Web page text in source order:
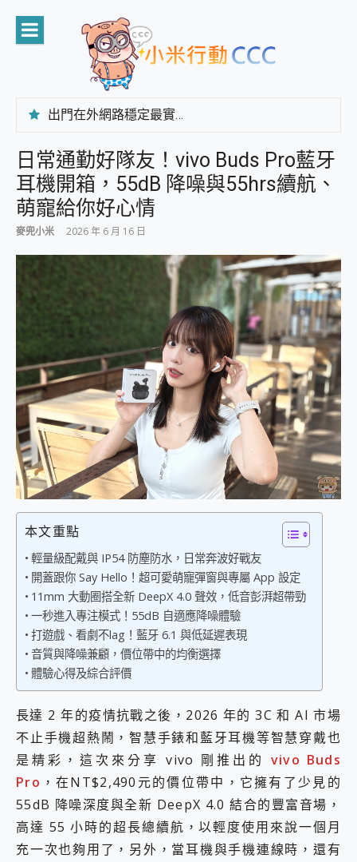
content
出門在外網路穩定最實在 「台灣大哥大」榮獲 4G/5G 在線率全球 NO.3 全台第一與全台六冠王實測心得，走到哪順到哪！
專為 PC上的 XBOX和掌機設計的 FireCuda X1070 SSD 固態硬碟開箱 評測
台灣製攝影機在這裡，100%全無線設計 SpotCam Solo Eco 太陽能防水雲端攝影機 SpotCam Solo 3 2.5K高畫質戶外攝影機 開箱 評測
AI 支付 一錶搞定大小事 Xiaomi Watch 5 開箱 評測
超驚艷 讓人一眼就愛上 LENOVO 聯想 Yoga Book 9 14吋 AI輕薄筆電 開箱 評測
美到讓人超想擁有 moto pad 60 系列 與 Moto | Swarovski razr 60 冰藍限定版本 開箱 評測
好用的 EaseUS Partition Master 讓您輕鬆的移除與格式化有防寫保護的隨身碟或SD卡
一鍵修復模糊影片、舊照的 AI 好幫手! VideoProc Converter AI 新版全解析 × 年末優惠，一篇全看懂
小朋友才做選擇 投影機 RGB藍牙音響 氛圍情境燈 我通通都要！ Starfish 2 幻彩膠囊投影機｜結合「 智慧投影 & 煥彩流動 」的沈浸式生活新體驗
外型超吸晴~ 給您絕佳操控體驗 GravaStar Mercury K1 系列 異星機械鍵盤與 Mercury X 系列 輕量無線電競滑鼠 開箱 評測
開箱~變身「蜘蛛人」椅子軍師！MSI MPG 491CQP QD-OLED 超寬曲面電競螢幕，多工辦公、爽度滿滿的終極桌面體驗
iPhone 17 系列 有認證的防護來囉！ imos 首家導入 UL MCV 行銷宣告驗證的手機配件品牌
DJI Osmo Pocket 3 爽爽帶回家 歡慶 EaseUS 21 週年到來，「Slogan 海報徵稿活動」好康大放送
小巧好吸不擋鏡頭 有Qi2認證的 ONPRO MagReact MXs2 5000mAh薄型磁吸無線急速行動電源 開箱 評測
會走動的冷暖氣 SONY REON POCKET PRO 穿戴式智慧冷暖調溫裝置 開箱 評測
百倍變焦實測~ vivo X200 Pro 與 S25 Ultra 誰能滿足全場景拍攝需求？
超好用的 PLAUD NotePin AI 智慧錄音膠囊~ 您的AI 秘書已上線 每月免費送你 300分鐘轉寫
飛利浦 JS7310 ⚡【電急便｜行動儲能救車電源】 可靠的旅行夥伴！帶給您優異的安全性與強大供電效能
是螢幕也是電視! 一機超多用途「MSI微星 Modern MD272UPSW 27型」 4K IPS 輕薄商用智慧聯網螢幕 開箱 評測
您的專屬AI 助手 Yoga Slim 7 Aura Edition 觸控AI筆電 開箱 評測
realme 14 Pro 超硬軍規、冰感變色實測，realme 14 5G 遊戲戰鬥值爆表，效能x娛樂全都要！
iPhone、Apple Watch、AirPods耳機 三個設備充電一起搞定 ONPRO MagReact™ M3 3 in 1可攜摺疊無線充電器 開箱 評測
動靜皆宜「HUAWEI FreeArc」開放式耳掛耳機，無感配戴! 超穩超服貼，音質、通話也很優質
好玩好拍 vivo V50 ~ 口袋裡的 Zeiss 潮流攝影棚!
給 MSI Claw 系列電競掌機 最完美的家 MSI Nest Docking Station 掌機專屬擴充底座 開箱 評測
B&O 精品級音響! Home+ 中嘉寬頻 SoundBox 劇院串流盒 開箱 評測
2億 APO蔡司長焦神機降臨~ vivo X200 Pro、vivo X200 就是這麼好拍
EaseUS Vocal Remover 免費線上去聲器一鍵去除人聲 人聲 音樂分離 2024 消除人聲推薦
3 個超值 MHN 飛人工具分享~~ iToolab AnyGo 魔物獵人 Now飛人 ios教學 不出門也可以到處走
Locawhere AnyTo 寶可夢飛人 AnyTo 不出門也可以飛遍全世界
小體積 40000mAh 超大容量 一次充5個設備 充好充滿 CUKTECH 酷態科 300W 微型充電站 開箱 評測
97.3% 恢復率，資料救援就是這麼簡單 EaseUS Data Recovery Wizard Free 18.0.0 業界最好的資料救援軟體
磁碟系統大風吹 有了 磁碟管理程式 EaseUS Partition Master 就是這麼簡單
全新 SONY Xperia 1 VI 開箱! 相機實測! 長焦覆蓋更遠更清晰、2日長續航、頂尖影音娛樂效能~
日常通勤好隊友！vivo Buds Pro藍牙
耳機開箱，55dB 降噪與55hrs續航、
萌寵給你好心情
麥兜小米 2026 年 6 月 16 日
本文重點
輕量級配戴與 IP54 防塵防水，日常奔波好戰友
開蓋跟你 Say Hello！超可愛萌寵彈窗與專屬 App 設定
11mm 大動圈搭全新 DeepX 4.0 聲效，低音彭湃超帶勁
一秒進入專注模式！55dB 自適應降噪體驗
打遊戲、看劇不lag！藍牙 6.1 與低延遲表現
音質與降噪兼顧，價位帶中的均衡選擇
體驗心得及綜合評價
長達 2 年的疫情抗戰之後，2026 年的 3C 和 AI 市場
不止手機超熱鬧，智慧手錶和藍牙耳機等智慧穿戴也
是精彩，這次來分享 vivo 剛推出的 vivo Buds
Pro ，在NT$2,490元的價位帶中，它擁有了少見的
55dB 降噪深度與全新 DeepX 4.0 結合的豐富音場，
高達 55 小時的超長總續航，以輕度使用來說一個月
充一次也夠用了，另外，當耳機與手機連線時，還有